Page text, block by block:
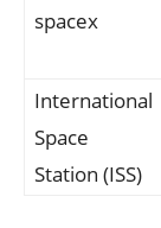
spacex
International‌
Space
Station ⁢(ISS)